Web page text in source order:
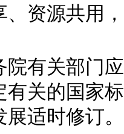
、资源共用
有关部门
有关的国家
适时修订。